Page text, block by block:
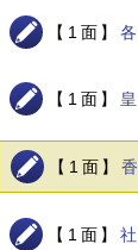
【1面】
【1面】
【1面】
【1面】